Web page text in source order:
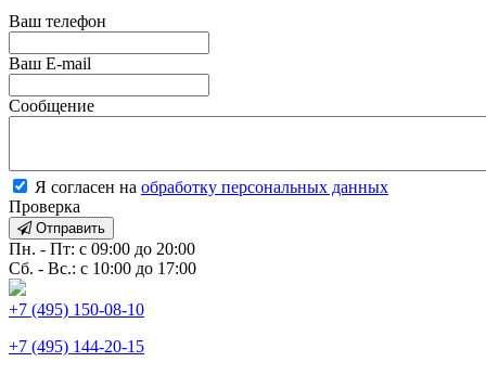
Ваш телефон
Ваш E-mail
Сообщение
Я согласен на обработку персональных данных
Проверка
Отправить
Пн. - Пт: с 09:00 до 20:00
Сб. - Вс.: с 10:00 до 17:00
+7 (495) 150-08-10
+7 (495) 144-20-15